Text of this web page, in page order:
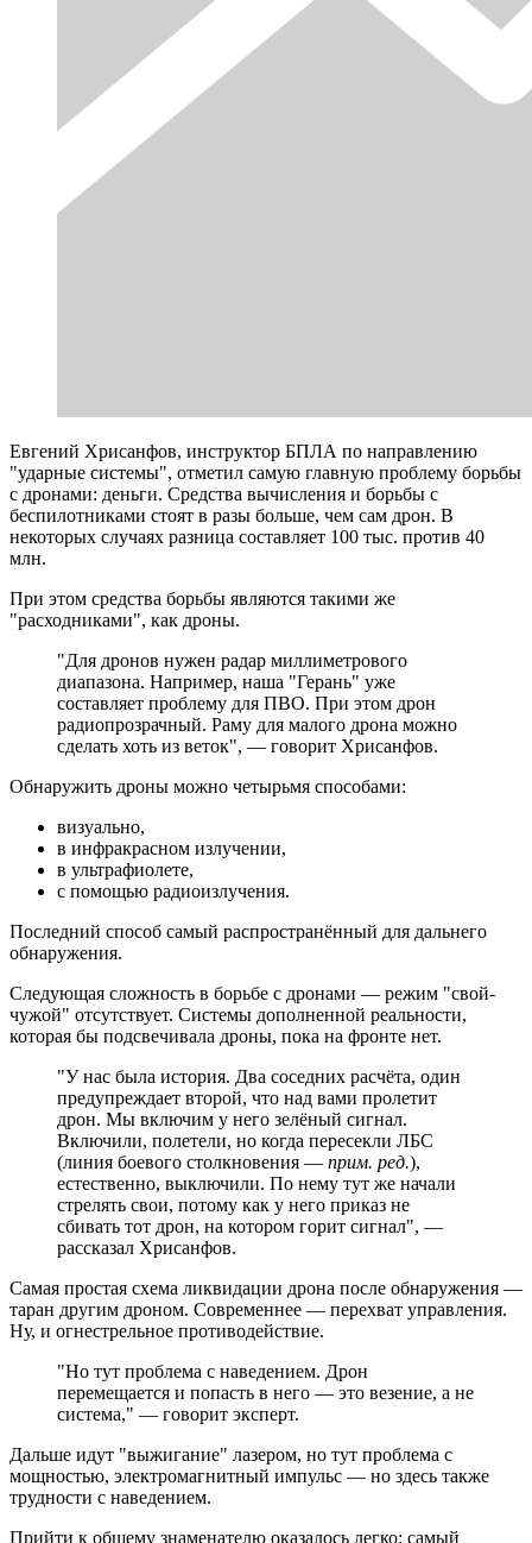
Евгений Хрисанфов, инструктор БПЛА по направлению
"ударные системы", отметил самую главную проблему борьбы
с дронами: деньги. Средства вычисления и борьбы с
беспилотниками стоят в разы больше, чем сам дрон. В
некоторых случаях разница составляет 100 тыс. против 40
млн.
При этом средства борьбы являются такими же
"расходниками", как дроны.
"Для дронов нужен радар миллиметрового
диапазона. Например, наша "Герань" уже
составляет проблему для ПВО. При этом дрон
радиопрозрачный. Раму для малого дрона можно
сделать хоть из веток", — говорит Хрисанфов.
Обнаружить дроны можно четырьмя способами:
визуально,
в инфракрасном излучении,
в ультрафиолете,
с помощью радиоизлучения.
Последний способ самый распространённый для дальнего
обнаружения.
Следующая сложность в борьбе с дронами — режим "свой-
чужой" отсутствует. Системы дополненной реальности,
которая бы подсвечивала дроны, пока на фронте нет.
"У нас была история. Два соседних расчёта, один
предупреждает второй, что над вами пролетит
дрон. Мы включим у него зелёный сигнал.
Включили, полетели, но когда пересекли ЛБС
(линия боевого столкновения — прим. ред.),
естественно, выключили. По нему тут же начали
стрелять свои, потому как у него приказ не
сбивать тот дрон, на котором горит сигнал", —
рассказал Хрисанфов.
Самая простая схема ликвидации дрона после обнаружения —
таран другим дроном. Современнее — перехват управления.
Ну, и огнестрельное противодействие.
"Но тут проблема с наведением. Дрон
перемещается и попасть в него — это везение, а не
система," — говорит эксперт.
Дальше идут "выжигание" лазером, но тут проблема с
мощностью, электромагнитный импульс — но здесь также
трудности с наведением.
Прийти к общему знаменателю оказалось легко: самый